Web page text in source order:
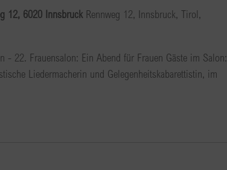
12, 6020 Innsbruck Rennweg 12, Innsbruck, Tirol,
- 22. Frauensalon: Ein Abend für Frauen Gäste im Salon:
Liedermacherin und Gelegenheitskabarettistin, im